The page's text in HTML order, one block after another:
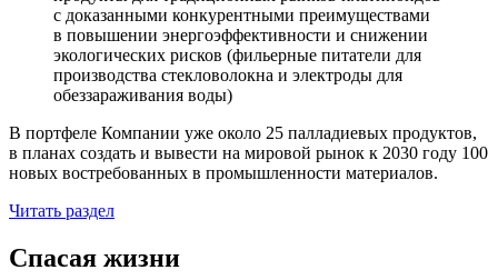
с доказанными конкурентными преимуществами
в повышении энергоэффективности и снижении
экологических рисков (фильерные питатели для
производства стекловолокна и электроды для
обеззараживания воды)
В портфеле Компании уже около 25 палладиевых продуктов,
в планах создать и вывести на мировой рынок к 2030 году 100
новых востребованных в промышленности материалов.
Читать раздел
Спасая жизни